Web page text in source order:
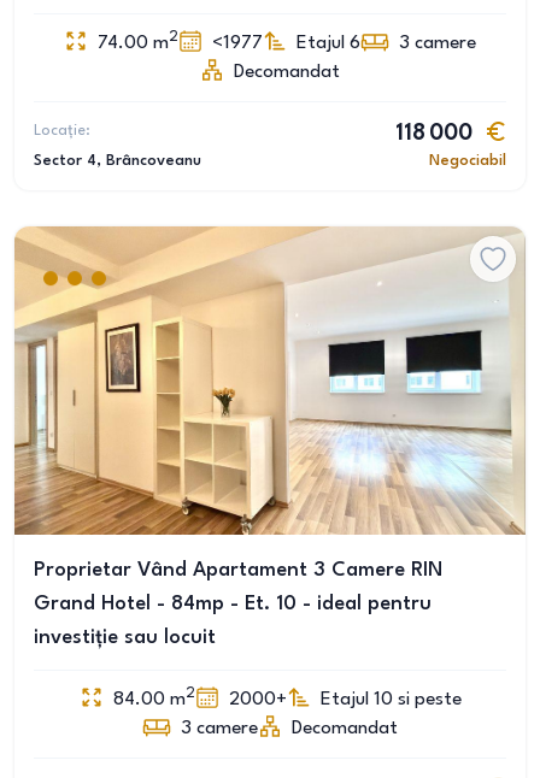
74.00 m2 <1977 Etajul 6 3 camere
Decomandat
Locație:
Sector 4, Brâncoveanu
118 000
Negociabil
Proprietar Vând Apartament 3 Camere RIN
Grand Hotel - 84mp - Et. 10 - ideal pentru
investiție sau locuit
84.00 m2 2000+
Etajul 10 si peste
3 camere Decomandat